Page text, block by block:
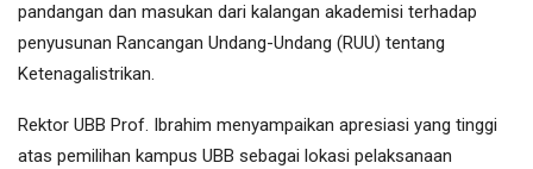
pandangan dan masukan dari kalangan akademisi terhadap
penyusunan Rancangan Undang-Undang (RUU) tentang
Ketenagalistrikan.
Rektor UBB Prof. Ibrahim menyampaikan apresiasi yang tinggi
atas pemilihan kampus UBB sebagai lokasi pelaksanaan